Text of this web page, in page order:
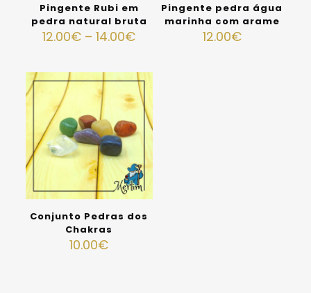
Pingente Rubi em
pedra natural bruta
12.00€ – 14.00€
Pingente pedra água
marinha com arame
12.00€
Conjunto Pedras dos
Chakras
10.00€